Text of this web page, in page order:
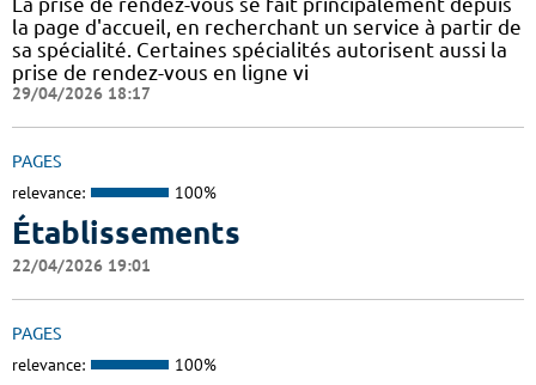
la page d'accueil, en recherchant un service à partir de
sa spécialité. Certaines spécialités autorisent aussi la
prise de rendez-vous en ligne vi
29/04/2026 18:17
PAGES
relevance: 100%
Établissements
22/04/2026 19:01
PAGES
relevance: 100%